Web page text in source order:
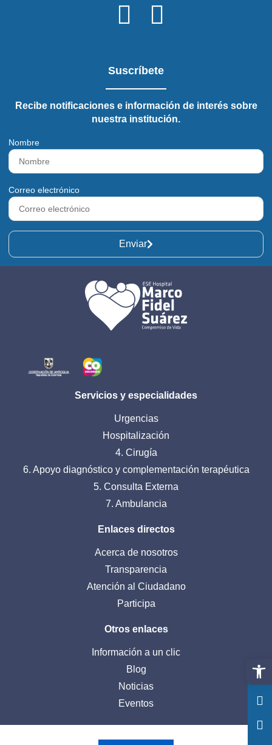
Abrir
Suscríbete
Recibe notificaciones e información de interés sobre
nuestra institución.
Nombre
Correo electrónico
Enviar
Servicios y especialidades
Urgencias
Hospitalización
4. Cirugía
6. Apoyo diagnóstico y complementación terapéutica
5. Consulta Externa
7. Ambulancia
Enlaces directos
Acerca de nosotros
Transparencia
Atención al Ciudadano
Participa
Otros enlaces
Información a un clic
Blog
Noticias
Eventos